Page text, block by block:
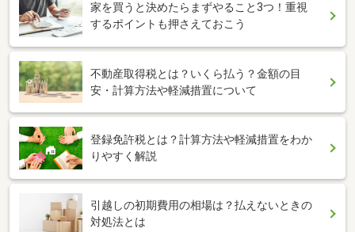
家を買うと決めたらまずやること3つ！重視
するポイントも押さえておこう
不動産取得税とは？いくら払う？金額の目
安・計算方法や軽減措置について
登録免許税とは？計算方法や軽減措置をわか
りやすく解説
引越しの初期費用の相場は？払えないときの
対処法とは